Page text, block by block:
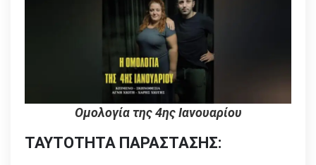
Ομολογία της 4ης Ιανουαρίου
ΤΑΥΤΟΤΗΤΑ ΠΑΡΑΣΤΑΣΗΣ: